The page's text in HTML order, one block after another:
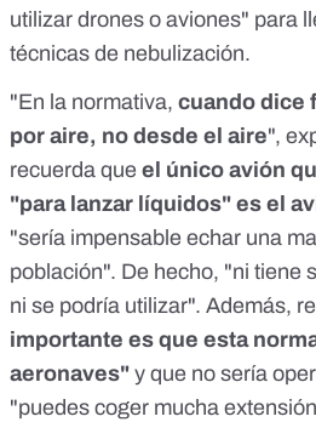
utilizar drones o aviones" para
técnicas de nebulización.
"En la normativa, cuando dice
por aire, no desde el aire",
recuerda que el único avión
"para lanzar líquidos" es el
"sería impensable echar una
población". De hecho, "ni tiene
ni se podría utilizar". Además,
importante es que esta
aeronaves" y que no sería
"puedes coger mucha